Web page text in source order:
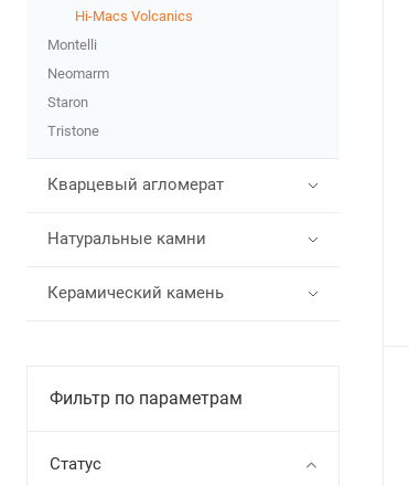
Hi-Macs Volcanics
Montelli
Neomarm
Staron
Tristone
Кварцевый агломерат
Натуральные камни
Керамический камень
Фильтр по параметрам
Статус